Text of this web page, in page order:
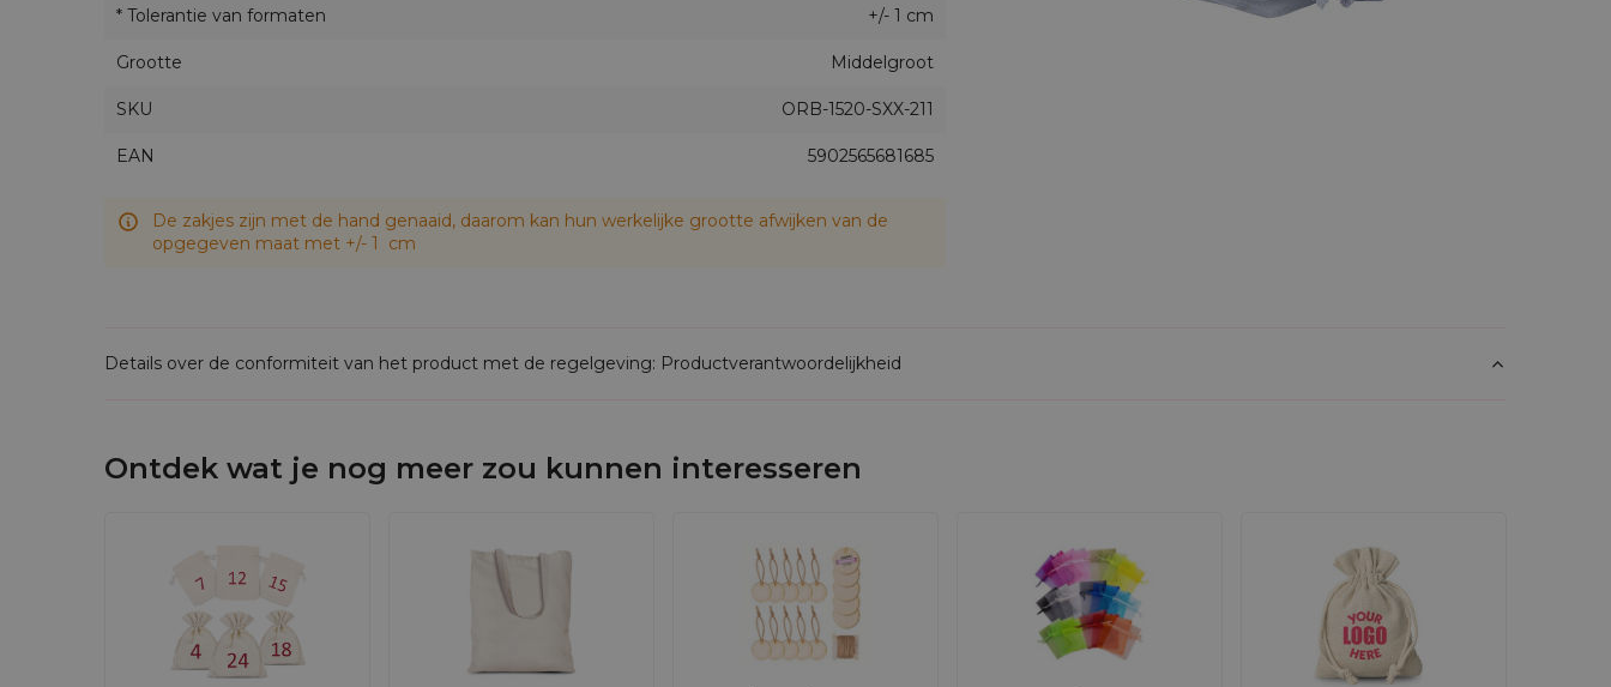
* Tolerantie van formaten +/- 1 cm
Grootte Middelgroot
SKU ORB-1520-SXX-211
EAN 5902565681685
De zakjes zijn met de hand genaaid, daarom kan hun werkelijke grootte afwijken van de
opgegeven maat met +/- 1 cm
Details over de conformiteit van het product met de regelgeving: Productverantwoordelijkheid
Ontdek wat je nog meer zou kunnen interesseren